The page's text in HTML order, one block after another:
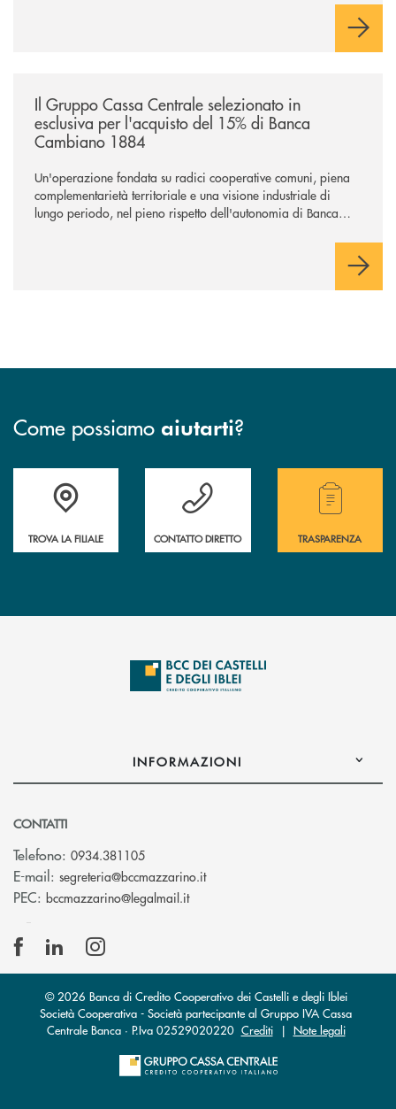
comuni e sulla prossimità ai territori, per ampliare l’offerta e
Il Gruppo Cassa Centrale selezionato in
esclusiva per l'acquisto del 15% di Banca
Cambiano 1884
Un'operazione fondata su radici cooperative comuni, piena
complementarietà territoriale e una visione industriale di
lungo periodo, nel pieno rispetto dell'autonomia di Banca
negoziazione esclusiva per la finalizzazione dell’operazione.
Come possiamo aiutarti?
Accedi all' elenco completo delle filiali .
TROVA LA FILIALE
Hai bisogno di assistenza immediata?
CONTATTO DIRETTO
Hai bisogno di
TRASPARENZA
INFORMAZIONI
CONTATTI
Telefono: 0934.381105
E-mail: segreteria@bccmazzarino.it(si apre l’app di posta
PEC: bccmazzarino@legalmail.it(si apre l’app di posta elettronica)
© 2026 Banca di Credito Cooperativo dei Castelli e degli Iblei
Società Cooperativa - Società partecipante al Gruppo IVA Cassa
Centrale Banca · P.Iva 02529020220 Crediti| Note legali